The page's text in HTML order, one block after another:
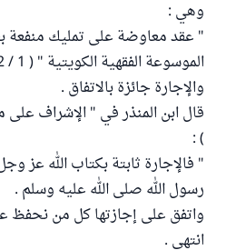
وهي :
" عقد معاوضة على تمليك
الموسوعة الفقهية الكويتية " ( 1 / 252 ).‏
والإجارة جائزة بالاتفاق .
) :
" فالإجارة ثابتة بكتاب الله عز
رسول الله صلى الله عليه وسلم .
واتفق على إجازتها كل من نحفظ
انتهى .